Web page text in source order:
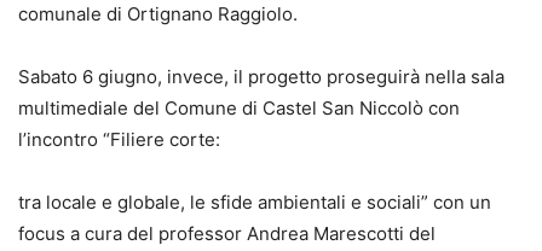
comunale di Ortignano Raggiolo.
Sabato 6 giugno, invece, il progetto proseguirà nella sala
multimediale del Comune di Castel San Niccolò con
l’incontro “Filiere corte:
tra locale e globale, le sfide ambientali e sociali” con un
focus a cura del professor Andrea Marescotti del